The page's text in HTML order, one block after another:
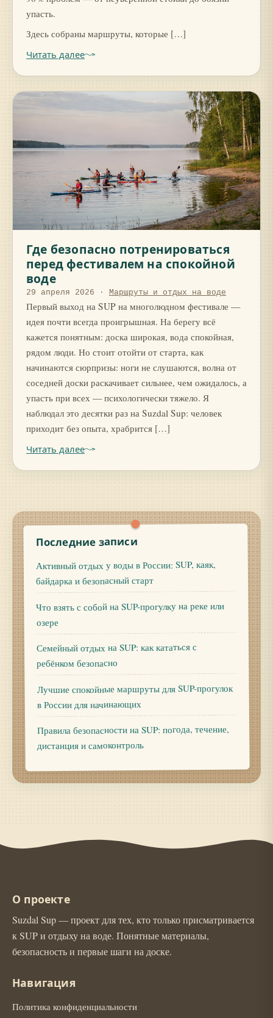
упасть.
Здесь собраны маршруты, которые […]
Читать далее
Где безопасно потренироваться
перед фестивалем на спокойной
воде
29 апреля 2026 · Маршруты и отдых на воде
Первый выход на SUP на многолюдном фестивале —
идея почти всегда проигрышная. На берегу всё
кажется понятным: доска широкая, вода спокойная,
рядом люди. Но стоит отойти от старта, как
начинаются сюрпризы: ноги не слушаются, волна от
соседней доски раскачивает сильнее, чем ожидалось, а
упасть при всех — психологически тяжело. Я
наблюдал это десятки раз на Suzdal Sup: человек
приходит без опыта, храбрится […]
Читать далее
Последние записи
Активный отдых у воды в России: SUP, каяк,
байдарка и безопасный старт
Что взять с собой на SUP-прогулку на реке или
озере
Семейный отдых на SUP: как кататься с
ребёнком безопасно
Лучшие спокойные маршруты для SUP-прогулок
в России для начинающих
Правила безопасности на SUP: погода, течение,
дистанция и самоконтроль
О проекте
Suzdal Sup — проект для тех, кто только присматривается
к SUP и отдыху на воде. Понятные материалы,
безопасность и первые шаги на доске.
Навигация
Политика конфиденциальности